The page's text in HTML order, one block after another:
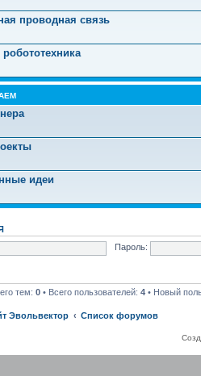
проводная связь
идеи
Пароль:
тем: 0 • Всего пользователей: 4 • Новый
Эвольвектор Список форумов